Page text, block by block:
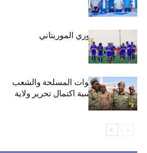
الهلال بطلاً للدوري الموريتاني
الهلال يهنئ القوات المسلحة والشعب
السوداني بمناسبة اكتمال تحرير ولاية
الخرطوم